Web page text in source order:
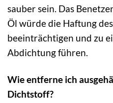
sauber sein. Das
Öl würde die Haftung
beeinträchtigen und zu
Abdichtung führen.
Wie entferne ich
Dichtstoff?